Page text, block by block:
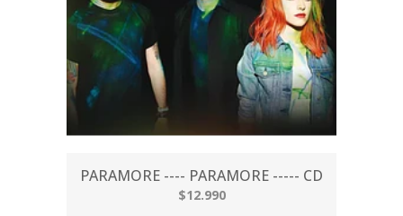
PARAMORE ---- PARAMORE ----- CD
$12.990